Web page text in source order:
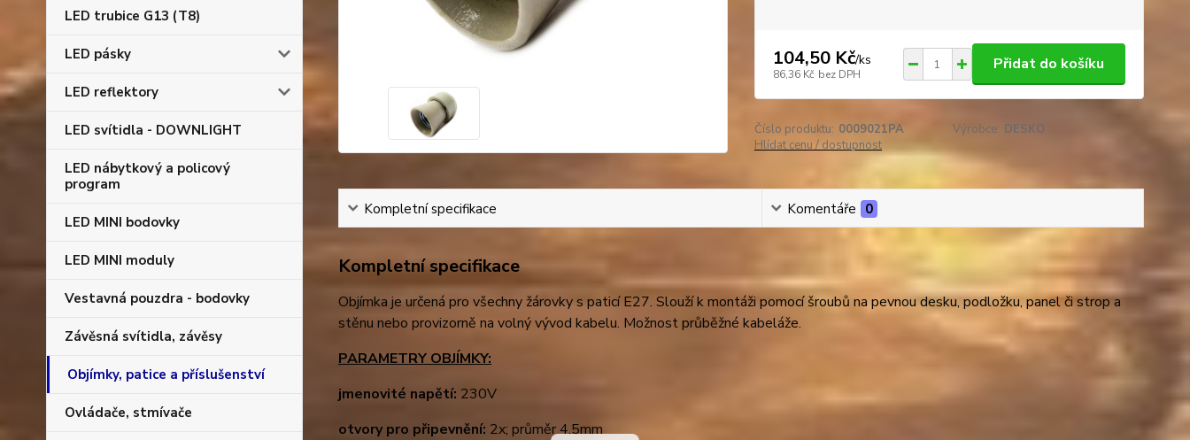
LED trubice G13 (T8)
LED pásky
LED reflektory
LED svítidla - DOWNLIGHT
LED nábytkový a policový
program
LED MINI bodovky
LED MINI moduly
Vestavná pouzdra - bodovky
Závěsná svítidla, závěsy
Objímky, patice a příslušenství
Ovládače, stmívače
104,50 Kč/ks
86,36 Kč bez DPH
Přidat do košíku
Číslo produktu: 0009021PA Výrobce: DESKO
Hlídat cenu / dostupnost
Kompletní specifikace Komentáře 0
Kompletní specifikace
Objímka je určená pro všechny žárovky s paticí E27. Slouží k montáži pomocí šroubů na pevnou desku, podložku, panel či strop a
stěnu nebo provizorně na volný vývod kabelu. Možnost průběžné kabeláže.
PARAMETRY OBJÍMKY:
jmenovité napětí: 230V
otvory pro připevnění: 2x; průměr 4,5mm